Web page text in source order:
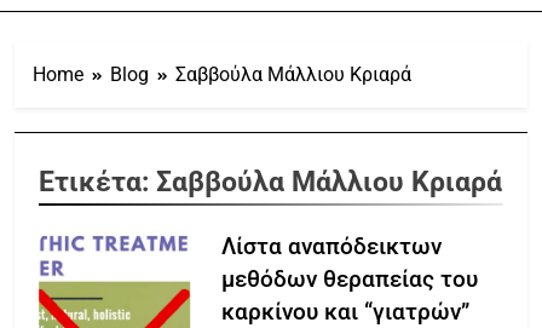
Home Blog Σαββούλα Μάλλιου Κριαρά
Ετικέτα: Σαββούλα Μάλλιου Κριαρά
Λίστα αναπόδεικτων
μεθόδων θεραπείας του
καρκίνου και “γιατρών”